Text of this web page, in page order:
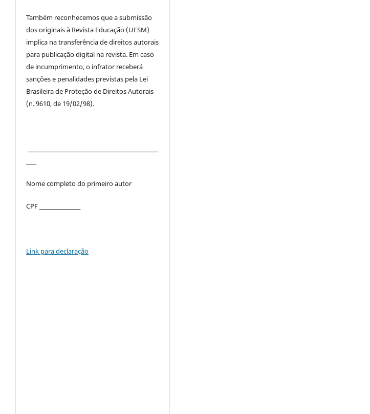
Também reconhecemos que a submissão
dos originais à Revista Educação (UFSM)
implica na transferência de direitos autorais
para publicação digital na revista. Em caso
de incumprimento, o infrator receberá
sanções e penalidades previstas pela Lei
Brasileira de Proteção de Direitos Autorais
(n. 9610, de 19/02/98).
Nome completo do primeiro autor
CPF ________________
Link para declaração